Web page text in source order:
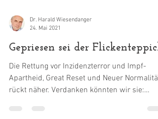
Dr. Harald Wiesendanger
24. Mai 2021
Gepriesen sei der Flickenteppich
Die Rettung vor Inzidenzterror und Impf-